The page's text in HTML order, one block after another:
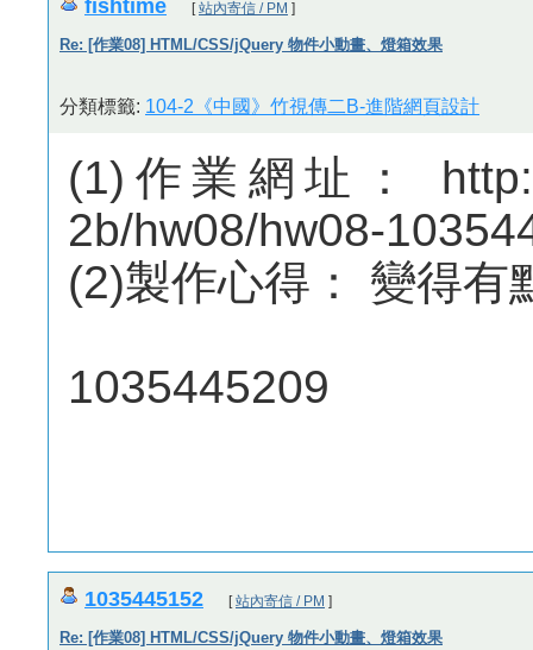
fishtime [站內寄信 / PM ]
Re: [作業08] HTML/CSS/jQuery 物件小動畫、燈箱效果
分類標籤: 104-2《中國》竹視傳二B-進階網頁設計
(1)作業網址：
2b/hw08/hw08-
(2)製作心得： 變得有
1035445209
1035445152 [站內寄信 / PM ]
Re: [作業08] HTML/CSS/jQuery 物件小動畫、燈箱效果